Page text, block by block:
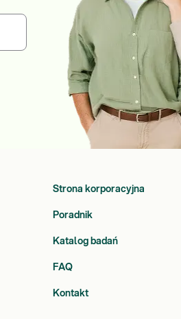
Strona korporacyjna
Poradnik
Katalog badań
FAQ
Kontakt